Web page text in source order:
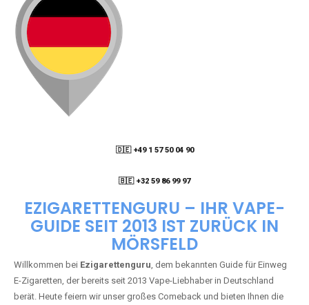
🇩🇪 +49 1 57 50 04 90
🇧🇪 +32 59 86 99 97
EZIGARETTENGURU – IHR VAPE-
GUIDE SEIT 2013 IST ZURÜCK IN
MÖRSFELD
Willkommen bei Ezigarettenguru , dem bekannten Guide für Einweg
E-Zigaretten, der bereits seit 2013 Vape-Liebhaber in Deutschland
berät. Heute feiern wir unser großes Comeback und bieten Ihnen die